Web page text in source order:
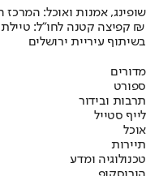
שופינג, אמנות ואוכל:
קפיצה קטנה לחו"ל: טיילת חדשה, מיצגי אמנות, וכיכרות משופצות בהשקעה של 100 מיליון ₪
בשיתוף עיריית ירושלים
מדורים
ספורט
תרבות ובידור
לייף סטייל
אוכל
תיירות
טכנולוגיה ומדע